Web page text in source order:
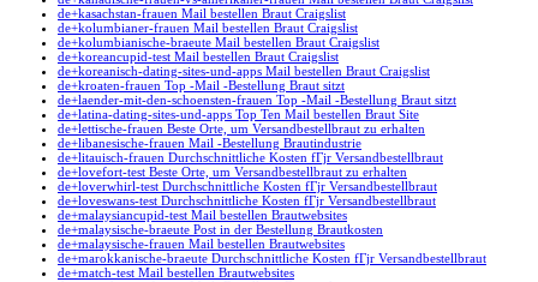
de+kasachstan-frauen Mail bestellen Braut Craigslist
de+kolumbianer-frauen Mail bestellen Braut Craigslist
de+kolumbianische-braeute Mail bestellen Braut Craigslist
de+koreancupid-test Mail bestellen Braut Craigslist
de+koreanisch-dating-sites-und-apps Mail bestellen Braut Craigslist
de+kroaten-frauen Top -Mail -Bestellung Braut sitzt
de+laender-mit-den-schoensten-frauen Top -Mail -Bestellung Braut sitzt
de+latina-dating-sites-und-apps Top Ten Mail bestellen Braut Site
de+lettische-frauen Beste Orte, um Versandbestellbraut zu erhalten
de+libanesische-frauen Mail -Bestellung Brautindustrie
de+litauisch-frauen Durchschnittliche Kosten fГјr Versandbestellbraut
de+lovefort-test Beste Orte, um Versandbestellbraut zu erhalten
de+loverwhirl-test Durchschnittliche Kosten fГјr Versandbestellbraut
de+loveswans-test Durchschnittliche Kosten fГјr Versandbestellbraut
de+malaysiancupid-test Mail bestellen Brautwebsites
de+malaysische-braeute Post in der Bestellung Brautkosten
de+malaysische-frauen Mail bestellen Brautwebsites
de+marokkanische-braeute Durchschnittliche Kosten fГјr Versandbestellbraut
de+match-test Mail bestellen Brautwebsites